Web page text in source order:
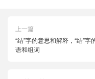
上一篇
“结”字的意思和解释，“结”字
语和组词